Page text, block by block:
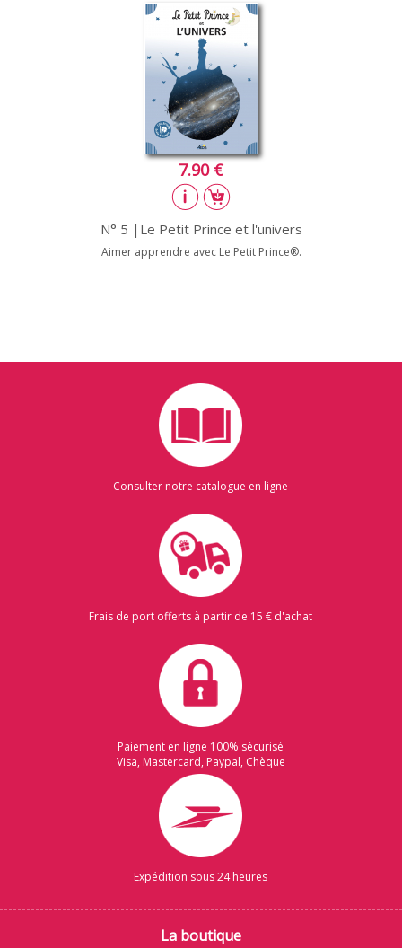
7.90 €
N° 5 |Le Petit Prince et l'univers
Aimer apprendre avec Le Petit Prince®.
Consulter notre catalogue en ligne
Frais de port offerts à partir de 15 € d'achat
Paiement en ligne 100% sécurisé
Visa, Mastercard, Paypal, Chèque
Expédition sous 24 heures
La boutique